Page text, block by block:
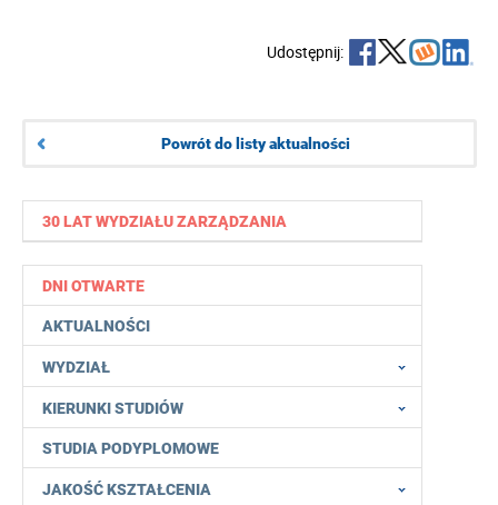
30 LAT WYDZIAŁU ZARZĄDZANIA
DNI OTWARTE
AKTUALNOŚCI
WYDZIAŁ
KIERUNKI STUDIÓW
STUDIA PODYPLOMOWE
JAKOŚĆ KSZTAŁCENIA
Udostępnij:
Powrót do listy aktualności